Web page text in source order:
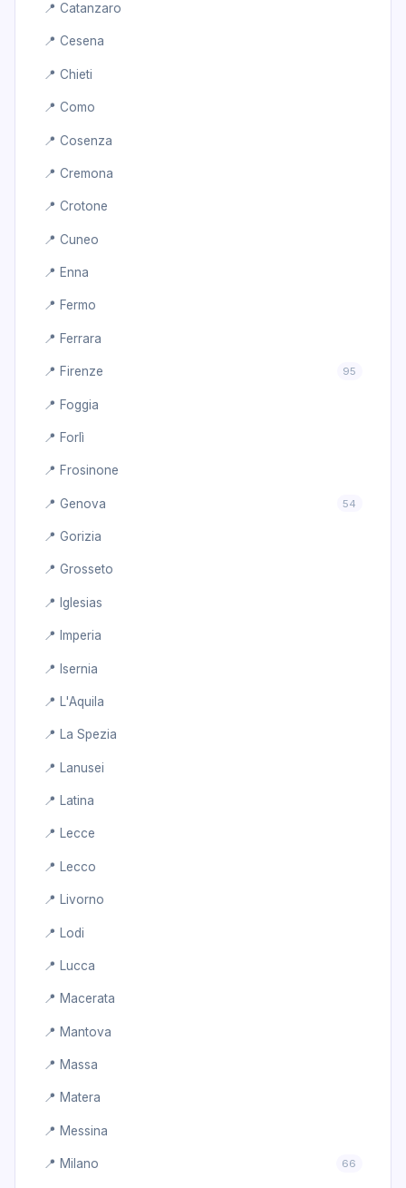
📍 Catanzaro
📍 Cesena
📍 Chieti
📍 Como
📍 Cosenza
📍 Cremona
📍 Crotone
📍 Cuneo
📍 Enna
📍 Fermo
📍 Ferrara
📍 Firenze 95
📍 Foggia
📍 Forlì
📍 Frosinone
📍 Genova 54
📍 Gorizia
📍 Grosseto
📍 Iglesias
📍 Imperia
📍 Isernia
📍 L'Aquila
📍 La Spezia
📍 Lanusei
📍 Latina
📍 Lecce
📍 Lecco
📍 Livorno
📍 Lodi
📍 Lucca
📍 Macerata
📍 Mantova
📍 Massa
📍 Matera
📍 Messina
📍 Milano 66